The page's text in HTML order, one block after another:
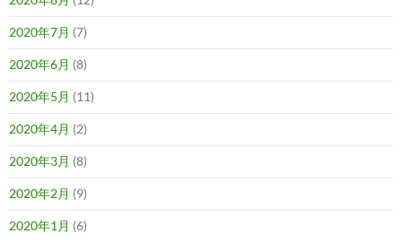
2020年7月 (7)
2020年6月 (8)
2020年5月 (11)
2020年4月 (2)
2020年3月 (8)
2020年2月 (9)
2020年1月 (6)